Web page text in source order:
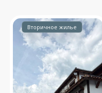
Вторичное жилье